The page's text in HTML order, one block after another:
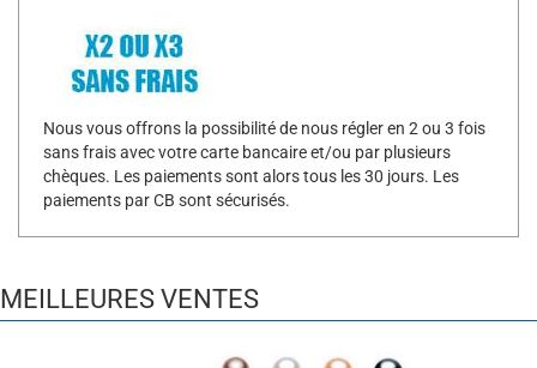
Nous vous offrons la possibilité de nous régler en 2 ou 3 fois
sans frais avec votre carte bancaire et/ou par plusieurs
chèques. Les paiements sont alors tous les 30 jours. Les
paiements par CB sont sécurisés.
MEILLEURES VENTES